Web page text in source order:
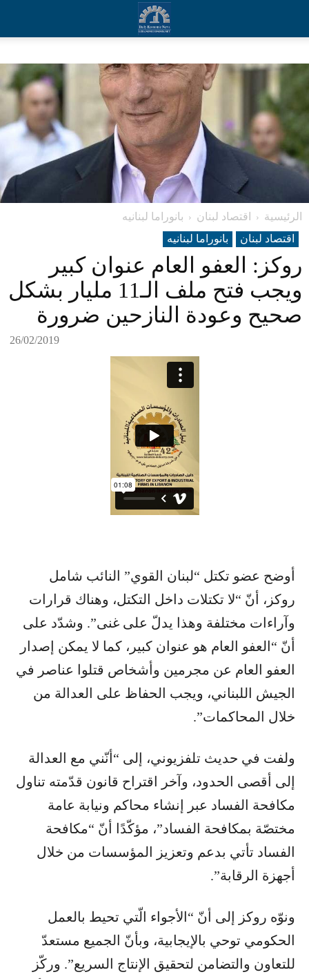
الرئيسية اقتصاد لبنان
بانوراما لبنانیه
اقتصاد لبنان
بانوراما لبنانیه
روكز: العفو العام عنوان كبير
ويجب فتح ملف الـ11 مليار بشكل
صحيح وعودة النازحين ضرورة
26/02/2019
أوضح عضو تكتل “لبنان القوي” النائب شامل
روكز، أنّ “لا تكتلات داخل التكتل، وهناك قرارات
وآراءات مختلفة وهذا يدلّ على غنى”. وشدّد على
أنّ “العفو العام هو عنوان كبير، كما لا يمكن إصدار
العفو العام عن مجرمين وأشخاص قتلوا عناصر في
الجيش اللبناني، ويجب الحفاظ على العدالة من
خلال المحاكمات”.
ولفت في حديث تلفزيوني، إلى “أنّني مع العدالة
إلى أقصى الحدود، وآخر اقتراح قانون قدّمته تناول
مكافحة الفساد عبر إنشاء محاكم ونيابة عامة
مختصّة بمكافحة الفساد”، مؤكّدًا أنّ “مكافحة
الفساد تأتي بدعم وتعزيز المؤسسات من خلال
أجهزة الرقابة”.
ونوّه روكز إلى أنّ “الأجواء الّتي تحيط بالعمل
الحكومي توحي بالإيجابية، وبأنّ الجميع مستعدّ
للتعاون والتضامن لتحقيق الإنتاج السريع”. وركّز